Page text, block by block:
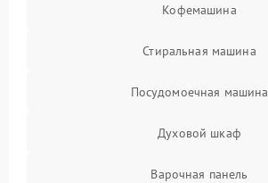
Кофемашина
Стиральная машина
Посудомоечная машина
Духовой шкаф
Варочная панель